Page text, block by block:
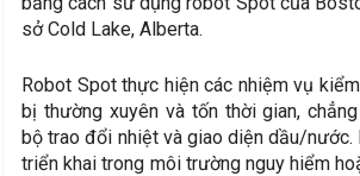
sở Cold Lake, Alberta.
Robot Spot thực hiện các nhiệm vụ
bị thường xuyên và tốn thời gian,
bộ trao đổi nhiệt và giao diện dầu/
triển khai trong môi trường nguy hiểm